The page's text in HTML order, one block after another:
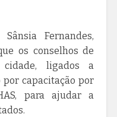
Fernandes,
os conselhos de
ligados a
por capacitação por
para ajudar a